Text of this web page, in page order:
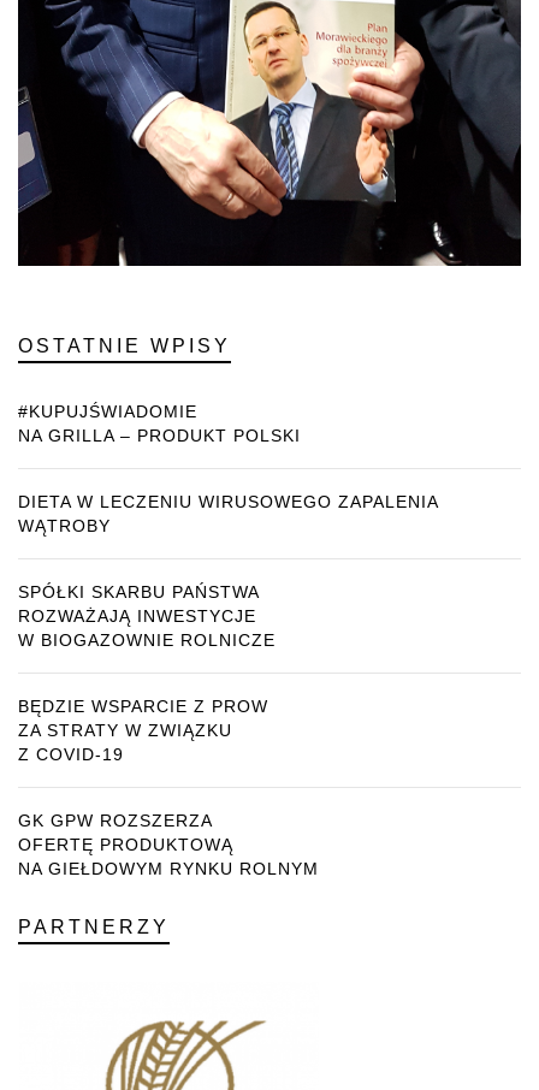
OSTATNIE WPISY
#KUPUJŚWIADOMIE
NA GRILLA – PRODUKT POLSKI
DIETA W LECZENIU WIRUSOWEGO ZAPALENIA
WĄTROBY
SPÓŁKI SKARBU PAŃSTWA
ROZWAŻAJĄ INWESTYCJE
W BIOGAZOWNIE ROLNICZE
BĘDZIE WSPARCIE Z PROW
ZA STRATY W ZWIĄZKU
Z COVID-19
GK GPW ROZSZERZA
OFERTĘ PRODUKTOWĄ
NA GIEŁDOWYM RYNKU ROLNYM
PARTNERZY